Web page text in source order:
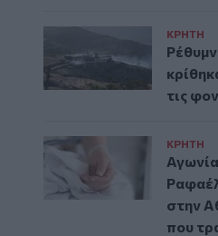
ΚΡΗΤΗ
τις
ΚΡΗΤΗ
στην
που